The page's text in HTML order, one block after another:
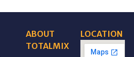
ABOUT
TOTALMIX
LOCATION